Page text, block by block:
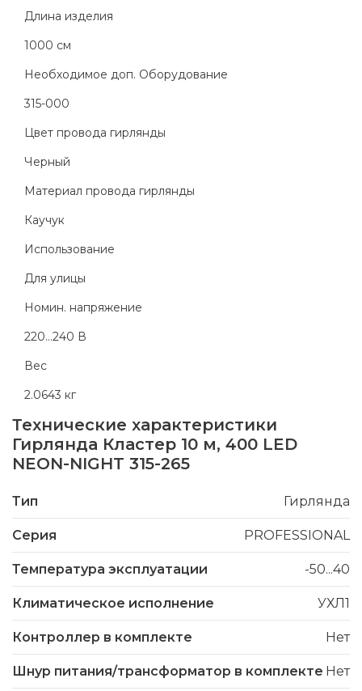
Длина изделия
1000 см
Необходимое доп. Оборудование
315-000
Цвет провода гирлянды
Черный
Материал провода гирлянды
Каучук
Использование
Для улицы
Номин. напряжение
220...240 В
Вес
2.0643 кг
Технические характеристики
Гирлянда Кластер 10 м, 400 LED
NEON-NIGHT 315-265
Тип Гирлянда
Серия PROFESSIONAL
Температура эксплуатации -50...40
Климатическое исполнение УХЛ1
Контроллер в комплекте Нет
Шнур питания/трансформатор в комплекте Нет